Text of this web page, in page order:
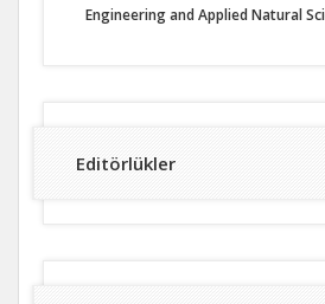
Engineering and Applied Natural
Editörlükler